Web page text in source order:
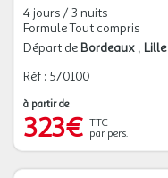
4 jours / 3 nuits
Formule Tout compris
Départ de Bordeaux Lille
Réf : 570100
à partir de
323€ TTC
par pers.